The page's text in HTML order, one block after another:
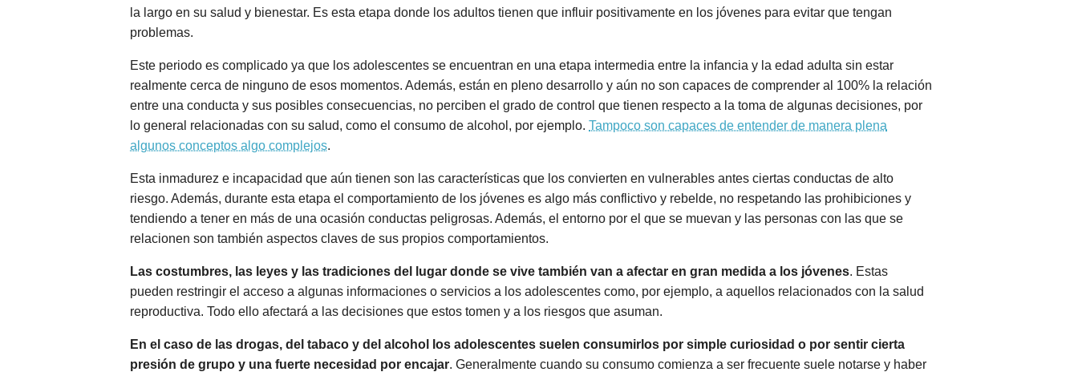
la largo en su salud y bienestar. Es esta etapa donde los adultos tienen que influir positivamente en los jóvenes para evitar que tengan
problemas.
Este periodo es complicado ya que los adolescentes se encuentran en una etapa intermedia entre la infancia y la edad adulta sin estar
realmente cerca de ninguno de esos momentos. Además, están en pleno desarrollo y aún no son capaces de comprender al 100% la relación
entre una conducta y sus posibles consecuencias, no perciben el grado de control que tienen respecto a la toma de algunas decisiones, por
lo general relacionadas con su salud, como el consumo de alcohol, por ejemplo. Tampoco son capaces de entender de manera plena
algunos conceptos algo complejos.
Esta inmadurez e incapacidad que aún tienen son las características que los convierten en vulnerables antes ciertas conductas de alto
riesgo. Además, durante esta etapa el comportamiento de los jóvenes es algo más conflictivo y rebelde, no respetando las prohibiciones y
tendiendo a tener en más de una ocasión conductas peligrosas. Además, el entorno por el que se muevan y las personas con las que se
relacionen son también aspectos claves de sus propios comportamientos.
Las costumbres, las leyes y las tradiciones del lugar donde se vive también van a afectar en gran medida a los jóvenes. Estas
pueden restringir el acceso a algunas informaciones o servicios a los adolescentes como, por ejemplo, a aquellos relacionados con la salud
reproductiva. Todo ello afectará a las decisiones que estos tomen y a los riesgos que asuman.
En el caso de las drogas, del tabaco y del alcohol los adolescentes suelen consumirlos por simple curiosidad o por sentir cierta
presión de grupo y una fuerte necesidad por encajar. Generalmente cuando su consumo comienza a ser frecuente suele notarse y haber